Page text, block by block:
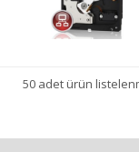
50 adet ürün